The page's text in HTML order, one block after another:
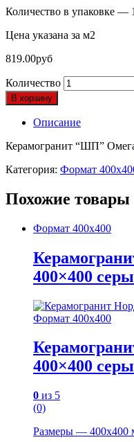
Количество в упаковке —
Цена указана за м2
819.00руб
Количество
В корзину
Описание
Керамогранит “ШП”
Категория: Формат
Похожие товары
Формат 400х400
400×400
Формат 400х400
400×400
0 из 5
(0)
Размеры — 400х400